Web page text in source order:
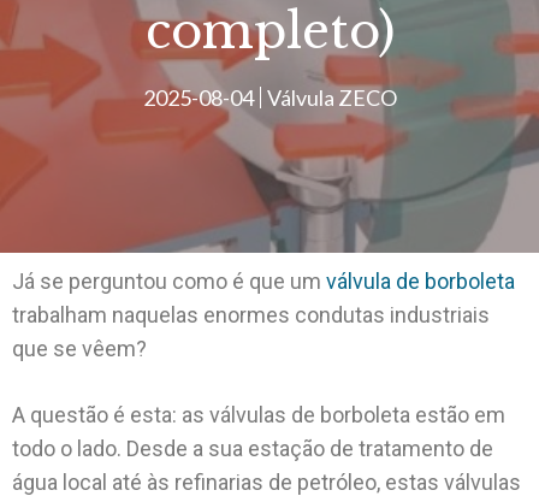
completo)
2025-08-04 Válvula ZECO
Já se perguntou como é que um válvula de borboleta
trabalham naquelas enormes condutas industriais
que se vêem?
A questão é esta: as válvulas de borboleta estão em
todo o lado. Desde a sua estação de tratamento de
água local até às refinarias de petróleo, estas válvulas